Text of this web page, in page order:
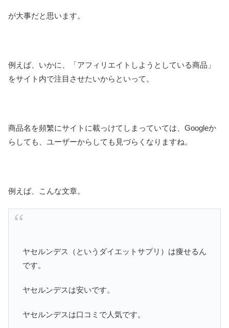
が大事だと思います。
例えば、いかに、「アフィリエイトしようとしている商品」
をサイト内で注目させたいからといって。
商品名を頻繁にサイトに載っけてしまっていては、Googleか
らしても、ユーザーからしても見づらくなりますね。
例えば、こんな文章。
ヤセルンデス（というダイエットサプリ）は痩せるん
です。
ヤセルンデスは安いです。
ヤセルンデスは口コミで人気です。